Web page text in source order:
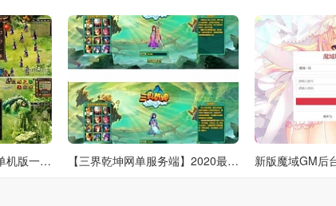
[页游] 天乾OL经典页游单机版一键服务端+简单本地架设一键启动 【三界乾坤网单服务端】2020最新版单机一键安装客服端带9999宠物50星与GM管理工具[附视频搭建教程]